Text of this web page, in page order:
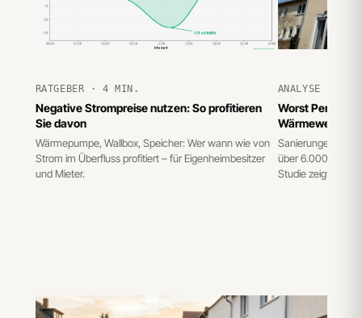
RATGEBER · 4 MIN.
Negative Strompreise nutzen: So profitieren
Sie davon
Wärmepumpe, Wallbox, Speicher: Wer wann wie von
Strom im Überfluss profitiert – für Eigenheimbesitzer
und Mieter.
ANALYSE · 5
Worst
Wärmewende
Sanierungen der
über 6.000
Studie zeigt den